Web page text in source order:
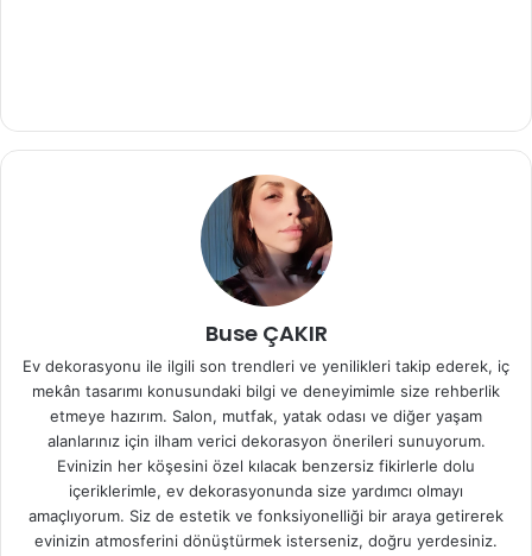
Buse ÇAKIR
Ev dekorasyonu ile ilgili son trendleri ve yenilikleri takip ederek, iç
mekân tasarımı konusundaki bilgi ve deneyimimle size rehberlik
etmeye hazırım. Salon, mutfak, yatak odası ve diğer yaşam
alanlarınız için ilham verici dekorasyon önerileri sunuyorum.
Evinizin her köşesini özel kılacak benzersiz fikirlerle dolu
içeriklerimle, ev dekorasyonunda size yardımcı olmayı
amaçlıyorum. Siz de estetik ve fonksiyonelliği bir araya getirerek
evinizin atmosferini dönüştürmek isterseniz, doğru yerdesiniz.